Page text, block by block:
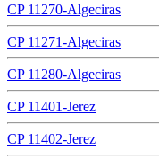
CP 11270-Algeciras
CP 11271-Algeciras
CP 11280-Algeciras
CP 11401-Jerez
CP 11402-Jerez